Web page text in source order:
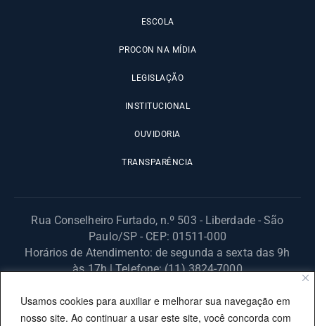
Usamos cookies para auxiliar e melhorar sua navegação em
nosso site. Ao continuar a usar este site, você concorda com
ESCOLA
PROCON NA MÍDIA
LEGISLAÇÃO
INSTITUCIONAL
OUVIDORIA
TRANSPARÊNCIA
Rua Conselheiro Furtado, n.º 503 - Liberdade - São
Paulo/SP - CEP: 01511-000
Horários de Atendimento: de segunda a sexta das 9h
às 17h | Telefone: (11) 3824-7000
© 2025 Fundação Procon – SP – Todos os direitos reservados. |
Site desenvolvido pela PRODESP.